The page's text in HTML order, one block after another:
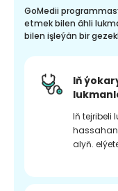
GoMedii
etmek bilen ähli
bilen işleýän bir
Iň
Iň tejribeli
alyň.